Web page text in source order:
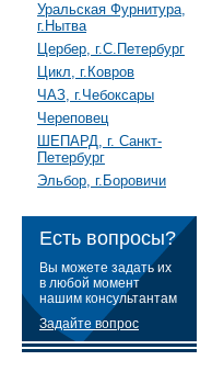
Уральская Фурнитура,
г.Нытва
Цербер, г.С.Петербург
Цикл, г.Ковров
ЧАЗ, г.Чебоксары
Череповец
ШЕПАРД, г. Санкт-
Петербург
Эльбор, г.Боровичи
Есть вопросы?
Вы можете задать их
в любой момент
нашим консультантам
Задайте вопрос